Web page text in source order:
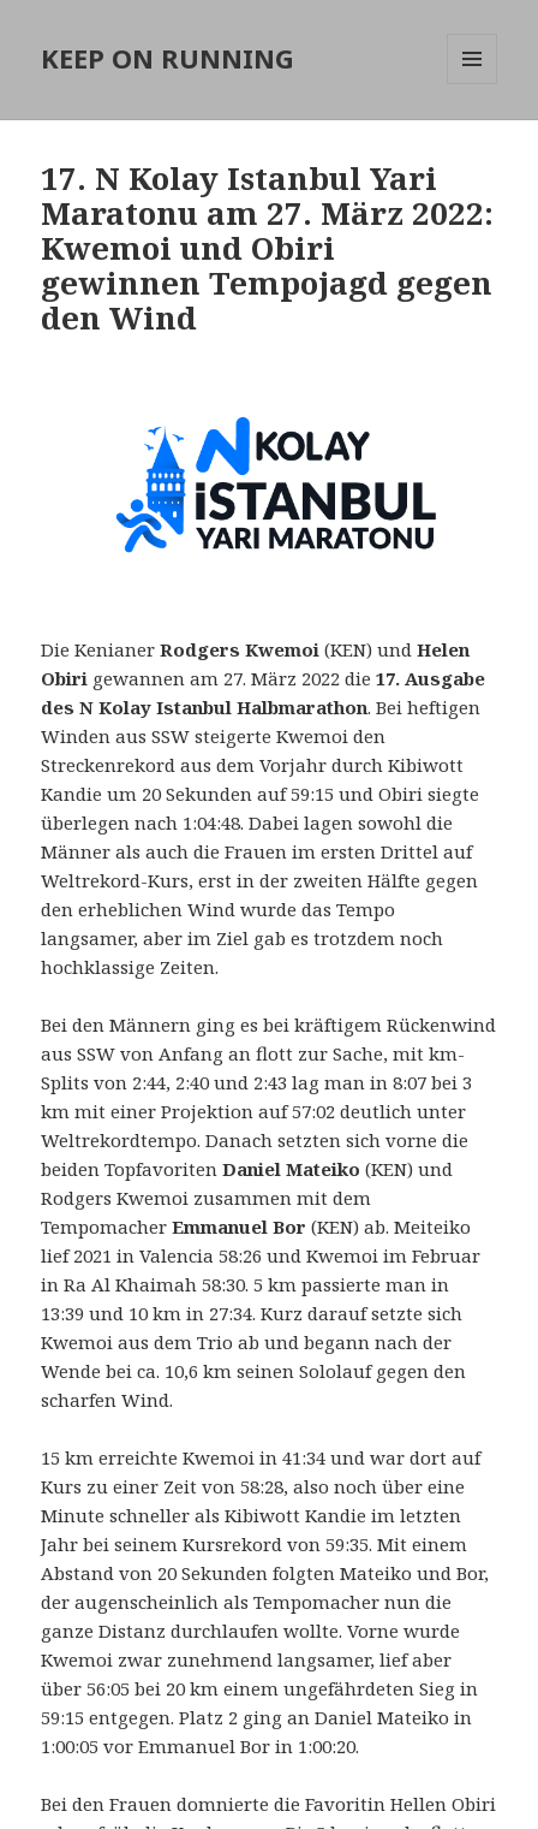
KEEP ON RUNNING
17. N Kolay Istanbul Yari
Maratonu am 27. März 2022:
Kwemoi und Obiri
gewinnen Tempojagd gegen
den Wind
Die KenianerRodgers Kwemoi (KEN) undHelen
Obiri gewannen am 27. März 2022 die 17. Ausgabe
des N Kolay Istanbul Halbmarathon. Bei heftigen
Winden aus SSW steigerte Kwemoi den
Streckenrekord aus dem Vorjahr durch Kibiwott
Kandie um 20 Sekunden auf 59:15 und Obiri siegte
überlegen nach 1:04:48.Dabei lagen sowohl die
Männer als auch die Frauen im ersten Drittel auf
Weltrekord-Kurs, erst in der zweiten Hälfte gegen
den erheblichen Wind wurde das Tempo
langsamer, aber im Ziel gab es trotzdem noch
hochklassige Zeiten.
Bei den Männern ging es bei kräftigem Rückenwind
aus SSW von Anfang an flott zur Sache, mit km-
Splits von 2:44, 2:40 und 2:43 lag man in 8:07 bei 3
km mit einer Projektion auf 57:02 deutlich unter
Weltrekordtempo. Danach setzten sich vorne die
beiden TopfavoritenDaniel Mateiko (KEN) und
Rodgers Kwemoi zusammen mit dem
Tempomacher Emmanuel Bor (KEN) ab. Meiteiko
lief 2021 in Valencia 58:26 und Kwemoi im Februar
in Ra Al Khaimah 58:30. 5 km passierte man in
13:39 und 10 km in 27:34. Kurz darauf setzte sich
Kwemoi aus dem Trio ab und begann nach der
Wende bei ca. 10,6 km seinen Sololauf gegen den
scharfen Wind.
15 km erreichte Kwemoi in 41:34 und war dort auf
Kurs zu einer Zeit von 58:28, also noch über eine
Minute schneller als Kibiwott Kandie im letzten
Jahr bei seinem Kursrekord von 59:35. Mit einem
Abstand von 20 Sekunden folgten Mateiko und Bor,
der augenscheinlich als Tempomacher nun die
ganze Distanz durchlaufen wollte. Vorne wurde
Kwemoi zwar zunehmend langsamer, lief aber
über 56:05 bei 20 km einem ungefährdeten Sieg in
59:15 entgegen. Platz 2 ging an Daniel Mateiko in
1:00:05 vor Emmanuel Bor in 1:00:20.
Bei den Frauen domnierte die Favoritin Hellen Obiri